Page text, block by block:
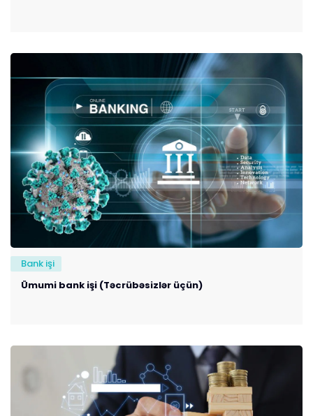
Bank işi
Ümumi bank işi (Təcrübəsizlər üçün)